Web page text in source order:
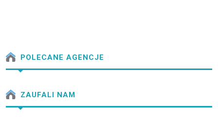
POLECANE AGENCJE
ZAUFALI NAM